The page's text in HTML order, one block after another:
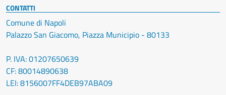
CONTATTI
Comune di Napoli
Palazzo San Giacomo, Piazza Municipio - 80133
P. IVA: 01207650639
CF: 80014890638
LEI: 8156007FF4DEB97ABA09